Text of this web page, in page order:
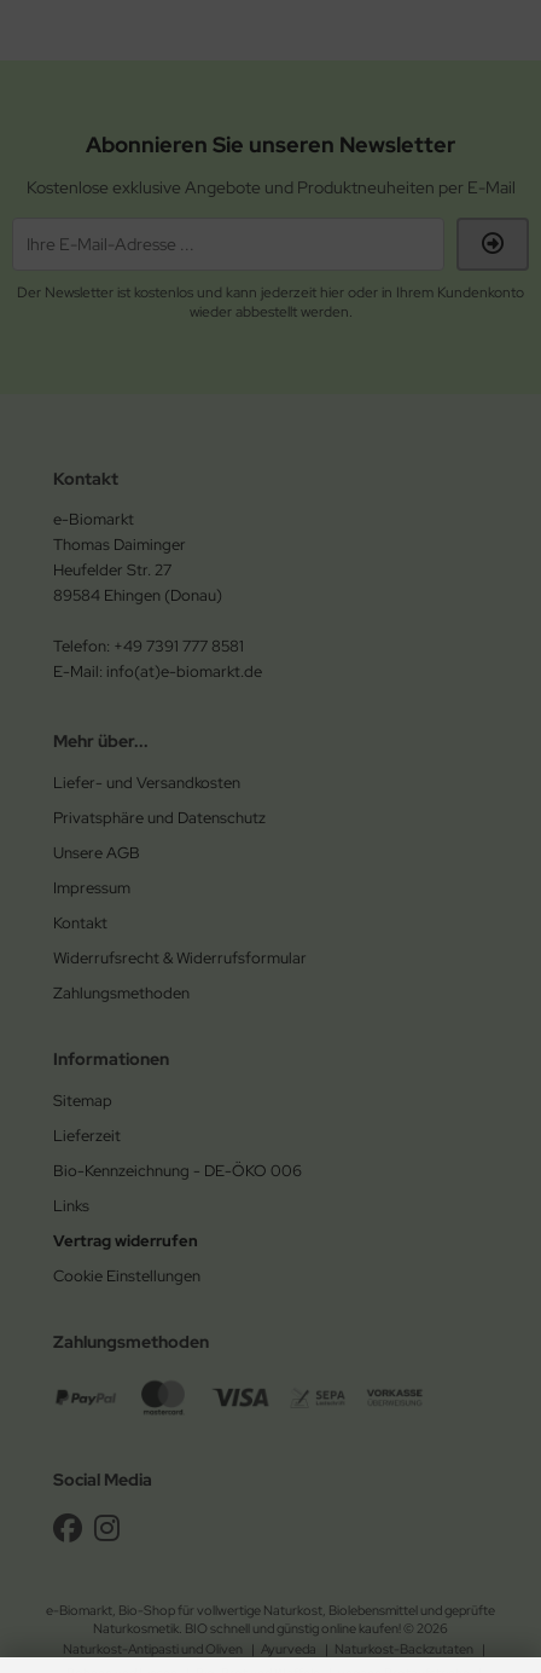
Abonnieren Sie unseren Newsletter
Kostenlose exklusive Angebote und Produktneuheiten per E-Mail
Der Newsletter ist kostenlos und kann jederzeit hier oder in Ihrem Kundenkonto
wieder abbestellt werden.
Kontakt
e-Biomarkt
Thomas Daiminger
Heufelder Str. 27
89584 Ehingen (Donau)
Telefon: +49 7391 777 8581
E-Mail: info(at)e-biomarkt.de
Mehr über...
Liefer- und Versandkosten
Privatsphäre und Datenschutz
Unsere AGB
Impressum
Kontakt
Widerrufsrecht & Widerrufsformular
Zahlungsmethoden
Informationen
Sitemap
Lieferzeit
Bio-Kennzeichnung - DE-ÖKO 006
Links
Vertrag widerrufen
Cookie Einstellungen
Zahlungsmethoden
Social Media
e-Biomarkt, Bio-Shop für vollwertige Naturkost, Biolebensmittel und geprüfte
Naturkosmetik. BIO schnell und günstig online kaufen! © 2026
Naturkost-Antipasti und Oliven
| Ayurveda | Naturkost-Backzutaten
|